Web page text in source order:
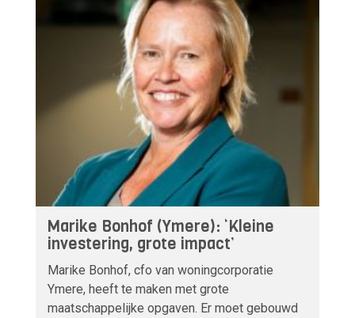
Marike Bonhof (Ymere): ‘Kleine
investering, grote impact’
Marike Bonhof, cfo van woningcorporatie
Ymere, heeft te maken met grote
maatschappelijke opgaven. Er moet gebouwd